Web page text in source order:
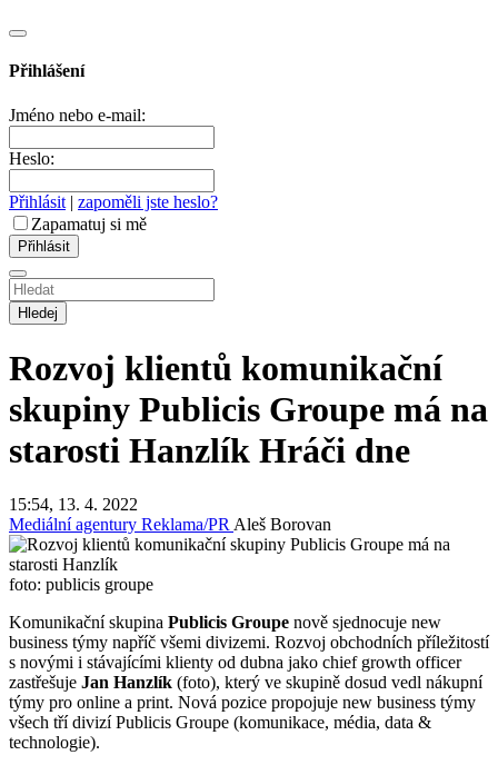
Přihlášení
Jméno nebo e-mail:
Heslo:
Přihlásit | zapoměli jste heslo?
Zapamatuj si mě
Hledej
Rozvoj klientů komunikační
skupiny Publicis Groupe má na
starosti Hanzlík Hráči dne
15:54, 13. 4. 2022
Mediální agentury Reklama/PRAleš Borovan
foto: publicis groupe
Komunikační skupina Publicis Groupe nově sjednocuje new
business týmy napříč všemi divizemi. Rozvoj obchodních příležitostí
s novými i stávajícími klienty od dubna jako chief growth officer
zastřešuje Jan Hanzlík (foto), který ve skupině dosud vedl nákupní
týmy pro online a print. Nová pozice propojuje new business týmy
všech tří divizí Publicis Groupe (komunikace, média, data &
technologie).